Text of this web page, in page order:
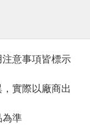
意事項皆標示
實際以廠商出
準